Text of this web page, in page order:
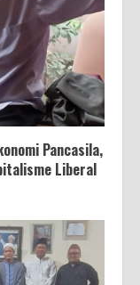
Pancasila,
Liberal